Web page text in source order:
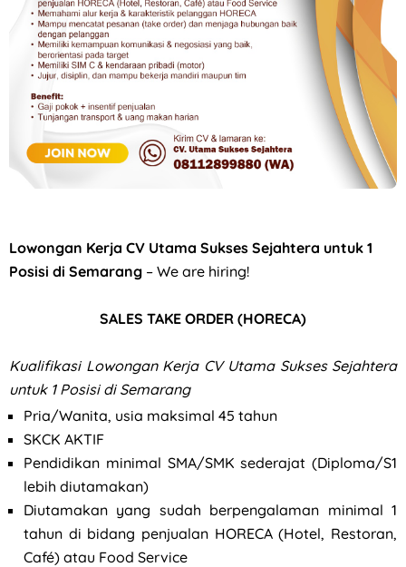
Loker Canvasser di PT Kinarya Alihdaya Mandiri Semarang
Lowongan Kerja CV Utama Sukses Sejahtera untuk 1
Posisi di Semarang – We are hiring!
SALES TAKE ORDER (HORECA)
Kualifikasi Lowongan Kerja CV Utama Sukses Sejahtera
untuk 1 Posisi di Semarang
Pria/Wanita, usia maksimal 45 tahun
SKCK AKTIF
Pendidikan minimal SMA/SMK sederajat (Diploma/S1
lebih diutamakan)
Diutamakan yang sudah berpengalaman minimal 1
tahun di bidang penjualan HORECA (Hotel, Restoran,
Café) atau Food Service